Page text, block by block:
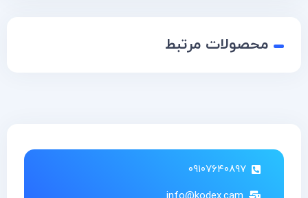
محصولات مرتبط
۰۹۱۰۷۶۴۰۸۹۷